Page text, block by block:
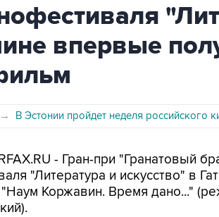
впервые
→ В Эстонии пройдет неделя российского
- Гран-при "Гранатовый
"Литература и искусство" в
Коржавин. Время дано..."